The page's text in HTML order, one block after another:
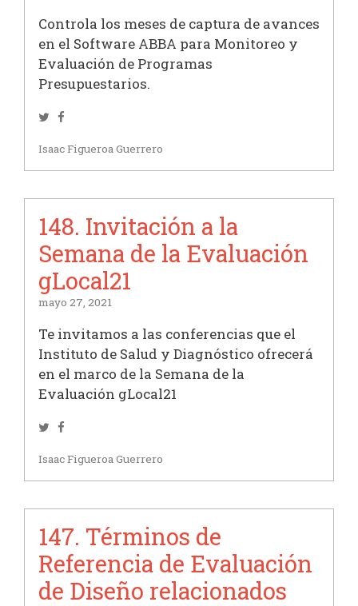
Controla los meses de captura de avances
en el Software ABBA para Monitoreo y
Evaluación de Programas
Presupuestarios.
Twitter
Isaac Figueroa Guerrero
148. Invitación a la
Semana de la Evaluación
gLocal21
mayo 27, 2021
Te invitamos a las conferencias que el
Instituto de Salud y Diagnóstico ofrecerá
en el marco de la Semana de la
Evaluación gLocal21
Twitter
Isaac Figueroa Guerrero
147. Términos de
Referencia de Evaluación
de Diseño relacionados